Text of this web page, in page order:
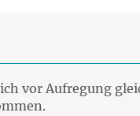
vor Aufregung